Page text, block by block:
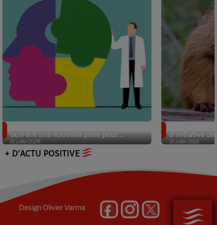
31 juillet 2026
ouvrent une nouvelle piste pour...
31 juillet 2026
d’initiative
+ D'ACTU POSITIVE
DesignOlivier Varma